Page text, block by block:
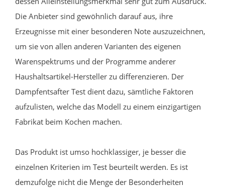
Die Anbieter sind gewöhnlich darauf aus, ihre
Erzeugnisse mit einer besonderen Note auszuzeichnen,
um sie von allen anderen Varianten des eigenen
Warenspektrums und der Programme anderer
Haushaltsartikel-Hersteller zu differenzieren. Der
Dampfentsafter Test dient dazu, sämtliche Faktoren
aufzulisten, welche das Modell zu einem einzigartigen
Fabrikat beim Kochen machen.
Das Produkt ist umso hochklassiger, je besser die
einzelnen Kriterien im Test beurteilt werden. Es ist
demzufolge nicht die Menge der Besonderheiten